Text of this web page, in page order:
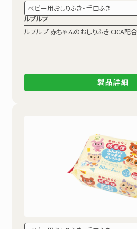
ベビー用おしりふき・手口ふき
ルプルプ
ルプルプ 赤ちゃんのおしりふき CICA配
製品詳細